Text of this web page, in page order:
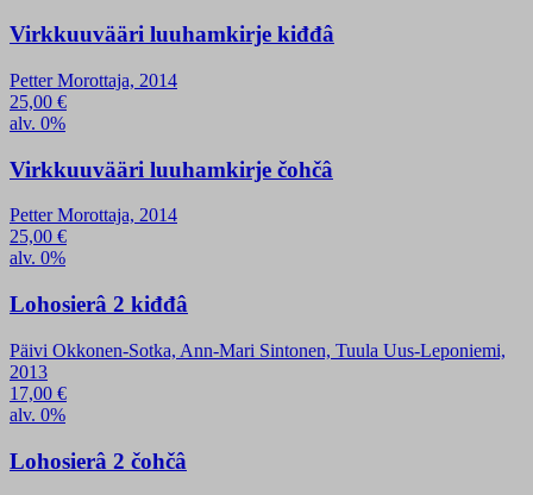
Virkkuuvääri luuhamkirje kiđđâ
Petter Morottaja, 2014
25,00 €
alv. 0%
Virkkuuvääri luuhamkirje čohčâ
Petter Morottaja, 2014
25,00 €
alv. 0%
Lohosierâ 2 kiđđâ
Päivi Okkonen-Sotka, Ann-Mari Sintonen, Tuula Uus-Leponiemi,
2013
17,00 €
alv. 0%
Lohosierâ 2 čohčâ